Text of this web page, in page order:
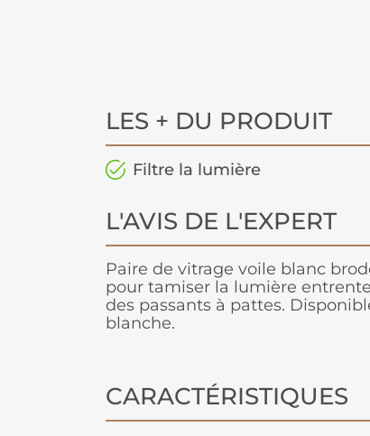
LES + DU PRODUIT
Filtre la lumière
L'AVIS DE L'EXPERT
Paire de vitrage voile blanc
pour tamiser la lumière
des passants à pattes.
blanche.
CARACTÉRISTIQUES